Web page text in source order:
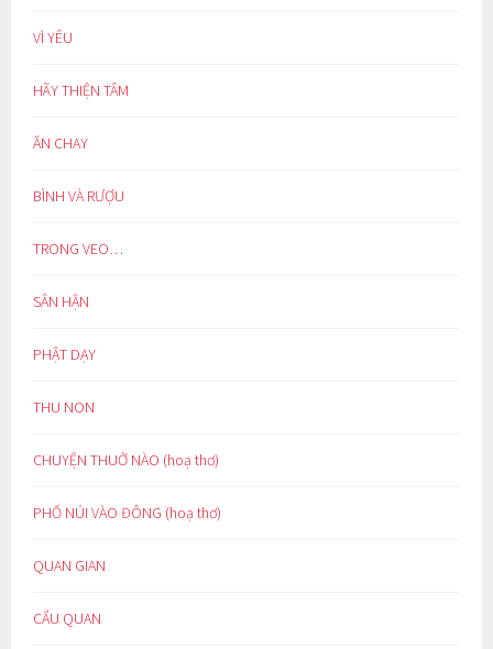
VÌ YÊU
HÃY THIỆN TÂM
ĂN CHAY
BÌNH VÀ RƯỢU
TRONG VEO…
SÂN HẬN
PHẬT DẠY
THU NON
CHUYỆN THUỞ NÀO (hoạ thơ)
PHỐ NÚI VÀO ĐÔNG (hoạ thơ)
QUAN GIAN
CẨU QUAN